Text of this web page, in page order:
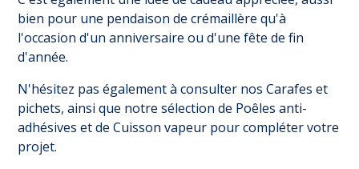
bien pour une pendaison de crémaillère qu'à
l'occasion d'un anniversaire ou d'une fête de fin
d'année.
N'hésitez pas également à consulter nosCarafes et
pichets, ainsi que notre sélection de Poêles anti-
adhésives et deCuisson vapeur pour compléter votre
projet.